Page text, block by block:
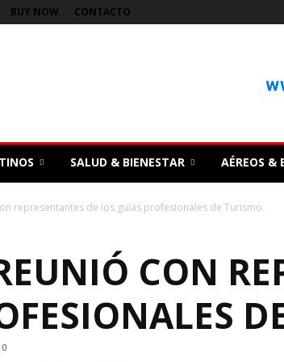
BUY NOW CONTACTO
SALUD & BIENESTAR AÉREOS &
representantes de los guías profesionales de Turismo
CON
0